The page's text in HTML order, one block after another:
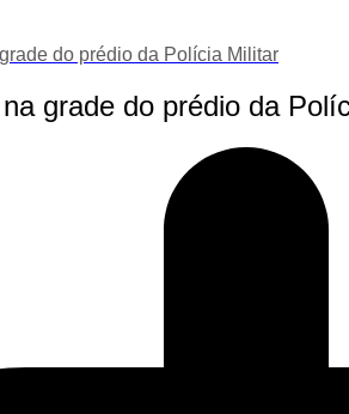
grade do prédio da Polícia Militar
na grade do prédio da